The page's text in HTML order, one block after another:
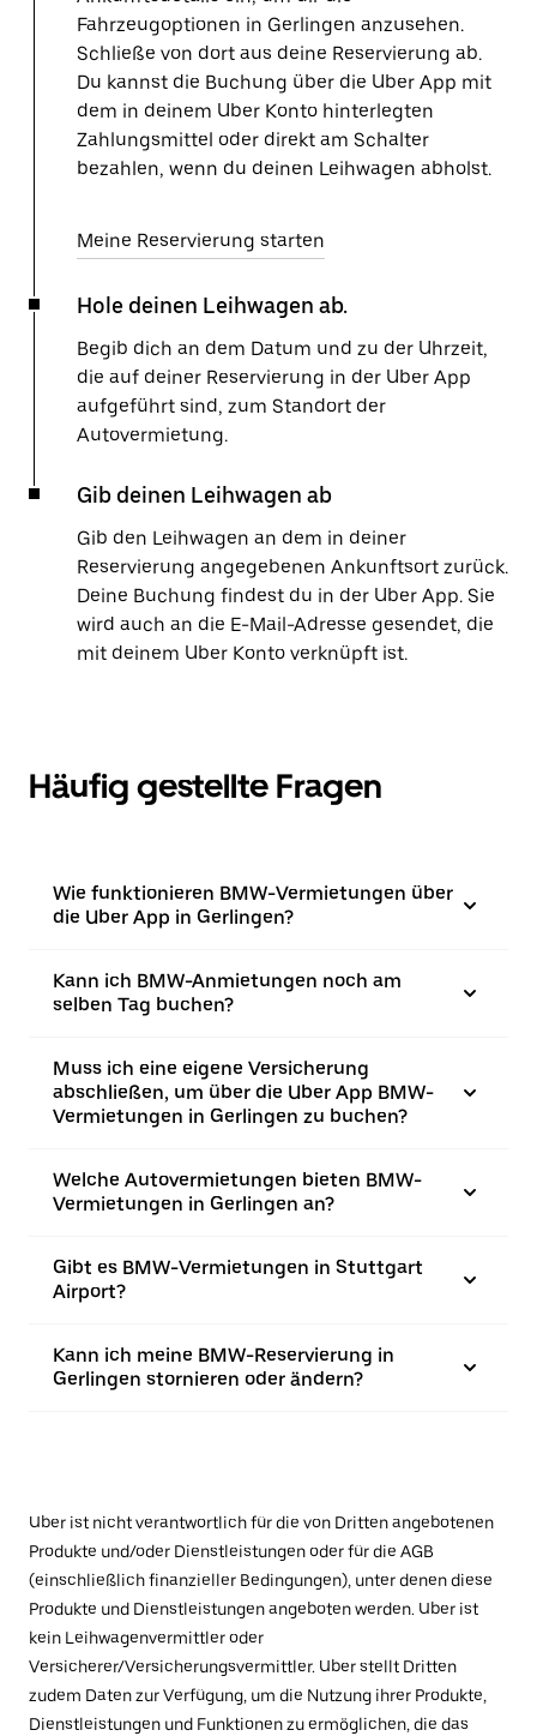
Fahrzeugoptionen in Gerlingen anzusehen.
Schließe von dort aus deine Reservierung ab.
Du kannst die Buchung über die Uber App mit
dem in deinem Uber Konto hinterlegten
Zahlungsmittel oder direkt am Schalter
bezahlen, wenn du deinen Leihwagen abholst.
Meine Reservierung starten
Hole deinen Leihwagen ab.
Begib dich an dem Datum und zu der Uhrzeit,
die auf deiner Reservierung in der Uber App
aufgeführt sind, zum Standort der
Autovermietung.
Gib deinen Leihwagen ab
Gib den Leihwagen an dem in deiner
Reservierung angegebenen Ankunftsort zurück.
Deine Buchung findest du in der Uber App. Sie
wird auch an die E-Mail-Adresse gesendet, die
mit deinem Uber Konto verknüpft ist.
Häufig gestellte Fragen
Wie funktionieren BMW-Vermietungen über
die Uber App in Gerlingen?
Kann ich BMW-Anmietungen noch am
selben Tag buchen?
Muss ich eine eigene Versicherung
abschließen, um über die Uber App BMW-
Vermietungen in Gerlingen zu buchen?
Welche Autovermietungen bieten BMW-
Vermietungen in Gerlingen an?
Gibt es BMW-Vermietungen in Stuttgart
Airport?
Kann ich meine BMW-Reservierung in
Gerlingen stornieren oder ändern?
Uber ist nicht verantwortlich für die von Dritten angebotenen
Produkte und/oder Dienstleistungen oder für die AGB
(einschließlich finanzieller Bedingungen), unter denen diese
Produkte und Dienstleistungen angeboten werden. Uber ist
kein Leihwagenvermittler oder
Versicherer/Versicherungsvermittler. Uber stellt Dritten
zudem Daten zur Verfügung, um die Nutzung ihrer Produkte,
Dienstleistungen und Funktionen zu ermöglichen, die das